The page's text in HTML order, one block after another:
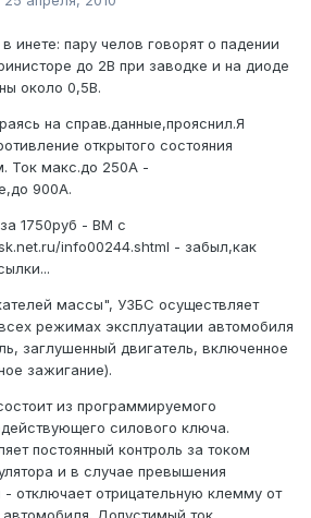
инете: пару челов говорят о падении
до 2В при заводке и на диоде
около 0,5В.
на справ.данные,прояснил.Я
открытого состояния
Ток макс.до 250А -
900А.
1750руб - ВМ с
info00244.shtml - забыл,как
массы", УЗБС осуществляет
режимах эксплуатации автомобиля
заглушенный двигатель, включенное
зажигание).
из программируемого
силового ключа.
постоянный контроль за током
и в случае превышения
- отключает отрицательную клемму от